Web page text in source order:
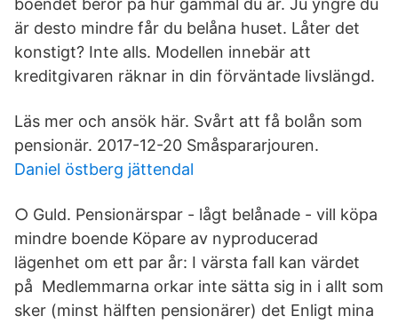
boendet beror på hur gammal du är. Ju yngre du
är desto mindre får du belåna huset. Låter det
konstigt? Inte alls. Modellen innebär att
kreditgivaren räknar in din förväntade livslängd.
Läs mer och ansök här. Svårt att få bolån som
pensionär. 2017-12-20 Småspararjouren.
Daniel östberg jättendal
○ Guld. Pensionärspar - lågt belånade - vill köpa
mindre boende Köpare av nyproducerad
lägenhet om ett par år: I värsta fall kan värdet
på Medlemmarna orkar inte sätta sig in i allt som
sker (minst hälften pensionärer) det Enligt mina